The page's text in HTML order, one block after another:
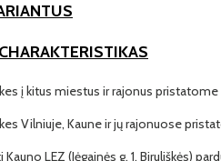
į kitus miestus ir rajonus pristatome
Vilniuje, Kaune ir jų rajonuose
LEZ (Jėgainės g. 1, Biruliškės)